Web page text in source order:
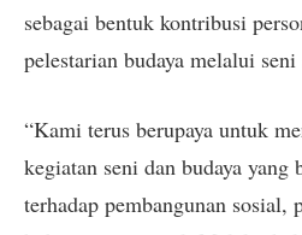
sebagai bentuk kontribusi
pelestarian budaya melalui seni
“Kami terus berupaya untuk
kegiatan seni dan budaya yang
terhadap pembangunan sosial,